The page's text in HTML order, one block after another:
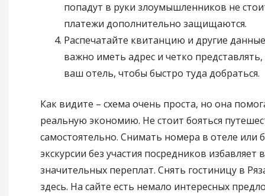
попадут в руки злоумышленников не
платежи дополнительно защищаются.
Распечатайте квитанцию и другие
важно иметь адрес и четко
ваш отель, чтобы быстро туда добраться.
Как видите – схема очень проста, но она
реальную экономию. Не стоит бояться
самостоятельно. Снимать номера в отеле или
экскурсии без участия посредников избавляет
значительных переплат. Снять гостиницу в
здесь. На сайте есть немало интересных